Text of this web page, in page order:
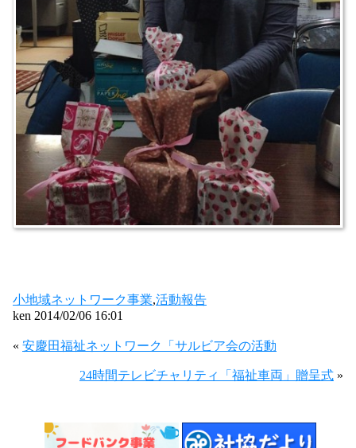
小地域ネットワーク事業,活動報告
ken 2014/02/06 16:01
« 安慶田福祉ネットワーク「サルビア会の活動
24時間テレビチャリティ「福祉車両」贈呈式 »